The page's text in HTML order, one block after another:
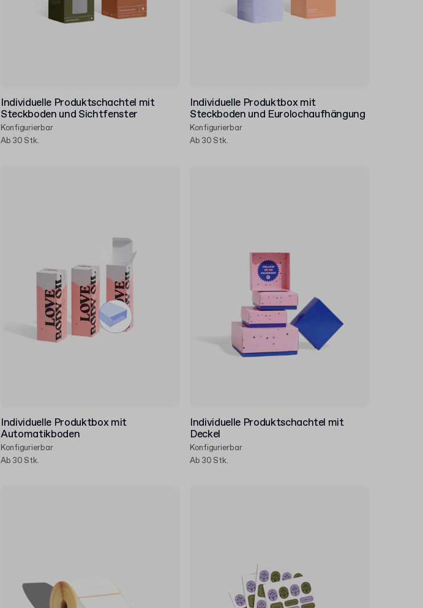
Individuelle Produktschachtel mit
Steckboden und Sichtfenster
Konfigurierbar
Ab 30 Stk.
Individuelle Produktbox mit
Steckboden und Eurolochaufhängung
Konfigurierbar
Ab 30 Stk.
Individuelle Produktbox mit
Automatikboden
Konfigurierbar
Ab 30 Stk.
Individuelle Produktschachtel mit
Deckel
Konfigurierbar
Ab 30 Stk.